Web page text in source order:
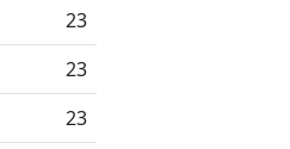
23
23
23